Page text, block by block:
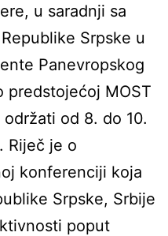
u saradnji sa
Srpske u
Panevropskog
predstojećoj MOST
od 8. do 10.
Riječ je o
konferenciji koja
Srpske, Srbije
poput